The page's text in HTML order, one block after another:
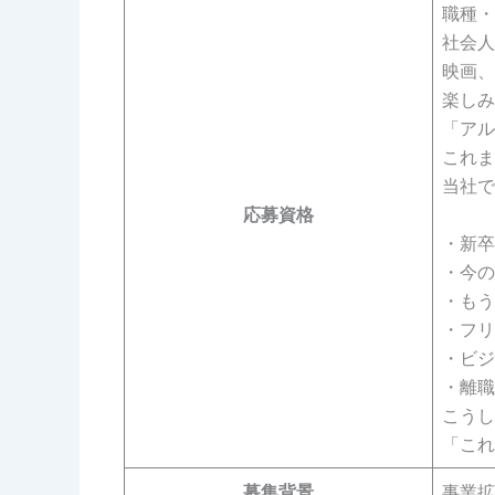
応募資格
職種
社会
映画
楽し
「ア
これ
当社
・新
・今
・も
・フ
・ビ
・離
こう
「こ